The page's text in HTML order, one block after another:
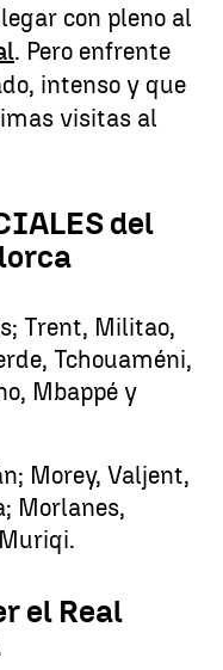
con pleno al
. Pero enfrente
intenso y que
visitas al
del
Trent, Militao,
Tchouaméni,
Mbappé y
Morey, Valjent,
Morlanes,
el Real